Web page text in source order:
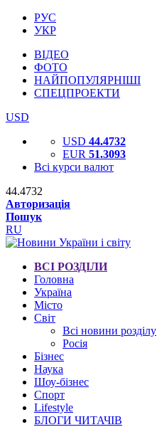
РУС
УКР
ВІДЕО
ФОТО
НАЙПОПУЛЯРНІШІ
СПЕЦПРОЕКТИ
USD
USD 44.4732
EUR 51.3093
Всі курси валют
44.4732
Авторизація
Пошук
RU
ВСІ РОЗДІЛИ
Головна
Україна
Місто
Світ
Всі новини розділу
Росія
Бізнес
Наука
Шоу-бізнес
Спорт
Lifestyle
БЛОГИ ЧИТАЧІВ